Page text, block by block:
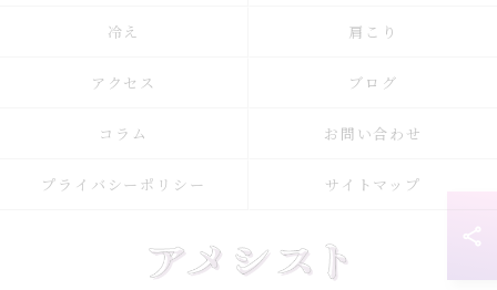
冷え 肩こり
アクセス ブログ
コラム お問い合わせ
プライバシーポリシー サイトマップ